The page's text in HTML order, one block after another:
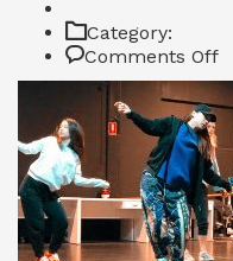
Category:
Comments Offon